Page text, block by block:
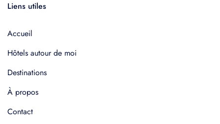
Liens utiles
Accueil
Hôtels autour de moi
Destinations
À propos
Contact